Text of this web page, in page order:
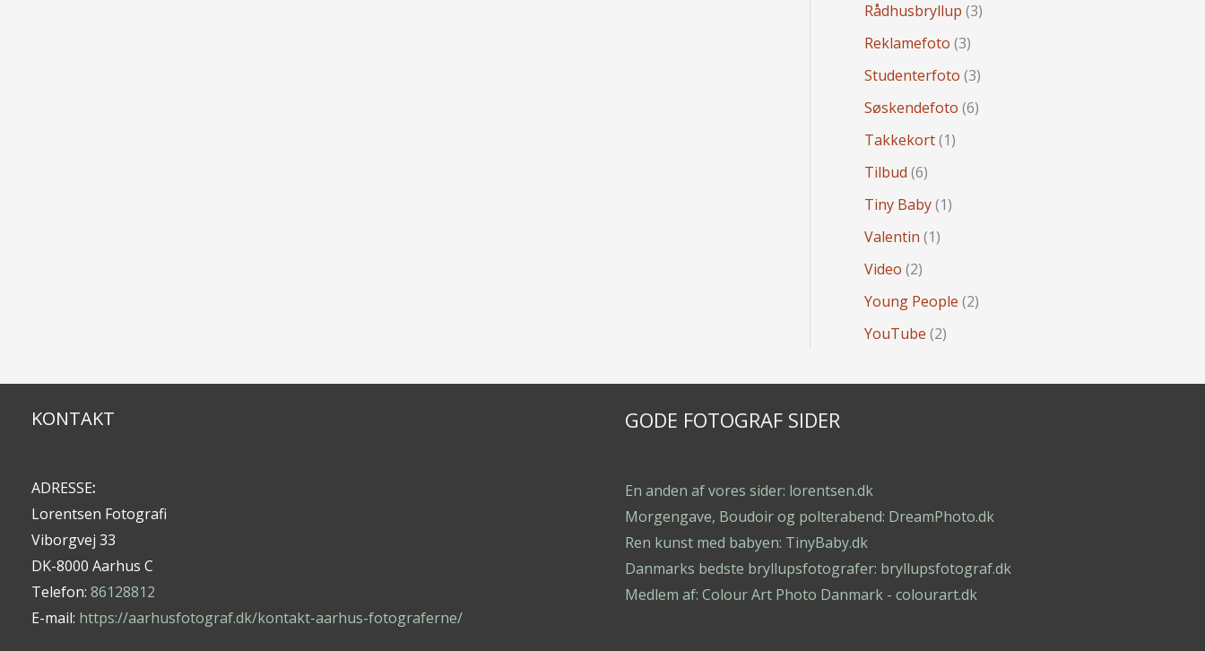
Rådhusbryllup (3)
Reklamefoto (3)
Studenterfoto (3)
Søskendefoto (6)
Takkekort(1)
Tilbud (6)
Tiny Baby(1)
Valentin (1)
Video (2)
Young People (2)
YouTube (2)
KONTAKT
ADRESSE:
Lorentsen Fotografi
Viborgvej 33
DK-8000 Aarhus C
Telefon: 86128812
E-mail: https://aarhusfotograf.dk/kontakt-aarhus-fotograferne/
GODE FOTOGRAF SIDER
En anden af vores sider: lorentsen.dk
Morgengave, Boudoir og polterabend: DreamPhoto.dk
Ren kunst med babyen: TinyBaby.dk
Danmarks bedste bryllupsfotografer: bryllupsfotograf.dk
Medlem af: Colour Art Photo Danmark - colourart.dk